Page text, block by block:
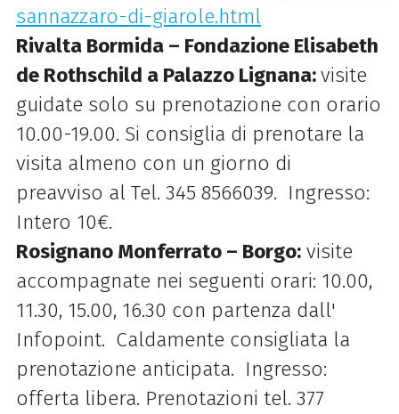
sannazzaro-di-giarole.html
Rivalta Bormida – Fondazione Elisabeth
de Rothschild a Palazzo Lignana:visite
guidate solo su prenotazione con orario
10.00-19.00. Si consiglia di prenotare la
visita almeno con un giorno di
preavviso al Tel. 345 8566039. Ingresso:
Intero 10€.
Rosignano Monferrato – Borgo:visite
accompagnate nei seguenti orari: 10.00,
11.30, 15.00, 16.30 con partenza dall'
Infopoint. Caldamente consigliata la
prenotazione anticipata. Ingresso:
offerta libera. Prenotazioni tel. 377